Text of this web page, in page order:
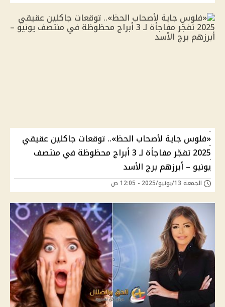
«فلوس جاية لأصحاب الحظ».. توقعات جاكلين عقيقي
2025 تفجّر مفاجأة لـ 3 أبراج محظوظة في منتصف
يونيو – أبرزهم برج الأسد
الجمعة 13/يونيو/2025 - 12:05 ص